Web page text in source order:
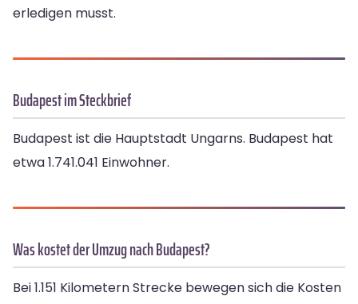
erledigen musst.
Budapest im Steckbrief
Budapest ist die Hauptstadt Ungarns. Budapest hat
etwa 1.741.041 Einwohner.
Was kostet der Umzug nach Budapest?
Bei 1.151 Kilometern Strecke bewegen sich die Kosten